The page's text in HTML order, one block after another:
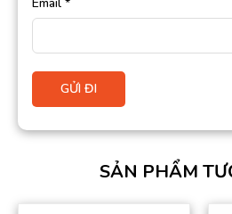
SẢN PHẨM